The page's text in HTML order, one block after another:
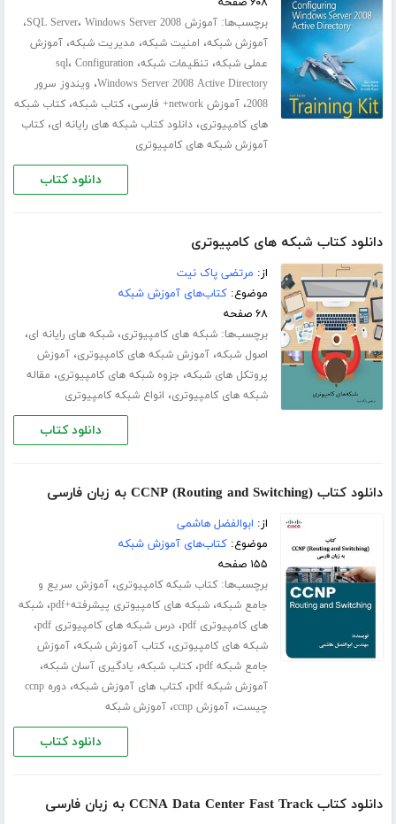
برچسب‌ها:آموزش SQL Server ، Windows Server 2008 ،
آموزش شبکه، امنیت شبکه، مدیریت شبکه،آموزش
عملی شبکه، تنظیمات شبکه، sql، Configuration
Windows Server 2008 Active Directory، ویندوز سرور
2008،آموزش network+ فارسی ،کتاب شبکه،کتاب شبکه
های کامپیوتری،دانلود کتاب شبکه های رایانه ای،کتاب
آموزش شبکه های کامپیوتری
دانلود کتاب
دانلود کتاب شبکه های کامپیوتری
از: مرتضی پاک نیت
موضوع:کتاب‌های آموزش شبکه
۶۸ صفحه
برچسب‌ها:شبکه های کامپیوتری،شبکه های رایانه ای،
اصول شبکه،آموزش شبکه های کامپیوتری،آموزش
پروتکل های شبکه، جزوه شبکه های کامپیوتری، مقاله
شبکه های کامپیوتری، انواع شبکه کامپیوتری
دانلود کتاب
دانلود کتاب (CCNP (Routing and Switching به زبان فارسی
از: ابوالفضل هاشمی
موضوع:کتاب‌های آموزش شبکه
۱۵۵ صفحه
برچسب‌ها:کتاب شبکه کامپیوتری،آموزش سریع و
جامع شبکه،شبکه های کامپیوتری پیشرفته+pdf ،شبکه
های کامپیوتری pdf
،درس شبکه های کامپیوتری pdf ،
شبکه های کامپیوتری،کتاب آموزش شبکه،آموزش
جامع شبکه pdf
،کتاب شبکه، یادگیری آسان شبکه،
آموزش شبکه pdf ،کتاب های آموزش شبکه،
دوره ccnp
چیست،آموزش ccnp ،آموزش شبکه
دانلود کتاب
دانلود کتاب CCNA Data Center Fast Track به زبان فارسی